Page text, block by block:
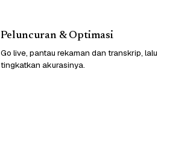
Peluncuran & Optimasi
Go live, pantau rekaman dan transkrip, lalu
tingkatkan akurasinya.